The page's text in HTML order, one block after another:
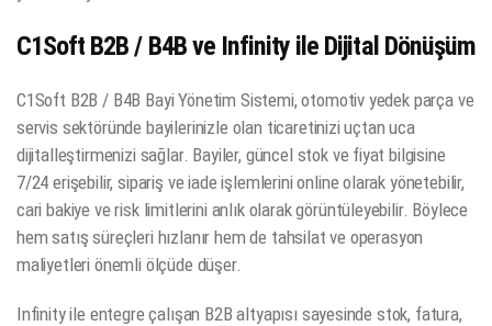
C1Soft B2B / B4B ve Infinity ile Dijital Dönüşüm
C1Soft B2B / B4B Bayi Yönetim Sistemi, otomotiv yedek parça ve
servis sektöründe bayilerinizle olan ticaretinizi uçtan uca
dijitalleştirmenizi sağlar. Bayiler, güncel stok ve fiyat bilgisine
7/24 erişebilir, sipariş ve iade işlemlerini online olarak yönetebilir,
cari bakiye ve risk limitlerini anlık olarak görüntüleyebilir. Böylece
hem satış süreçleri hızlanır hem de tahsilat ve operasyon
maliyetleri önemli ölçüde düşer.
Infinity ile entegre çalışan B2B altyapısı sayesinde stok, fatura,